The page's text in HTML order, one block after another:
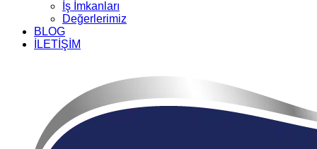
İş İmkanları
Değerlerimiz
BLOG
İLETİŞİM